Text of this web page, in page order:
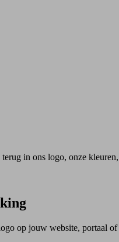
in ons logo, onze
op jouw website, portaal